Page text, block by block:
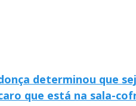
determinou que
que está na sala-